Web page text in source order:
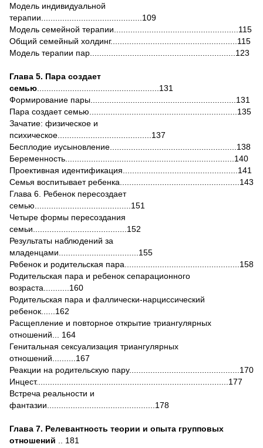
Модель индивидуальной
терапии...........................................109
Модель семейной терапии.....................................................115
Общий семейный холдинг......................................................115
Модель терапии пар..............................................................123
Глава 5. Пара создает
семью ....................................................131
Формирование пары..............................................................131
Пара создает семью...............................................................135
Зачатие: физическое и
психическое........................................137
Бесплодие иусыновление......................................................138
Беременность........................................................................140
Проективная идентификация.................................................141
Семья воспитывает ребенка...................................................143
Глава 6. Ребенок пересоздает
семью.........................................151
Четыре формы пересоздания
семьи........................................152
Результаты наблюдений за
младенцами..................................155
Ребенок и родительская пара.................................................158
Родительская пара и ребенок сепарационного
возраста...........160
Родительская пара и фаллически-нарциссический
ребенок......162
Расщепление и повторное открытие триангулярных
отношений... 164
Генитальная сексуализация триангулярных
отношений..........167
Реакции на родительскую пару...............................................170
Инцест..................................................................................177
Встреча реальности и
фантазии..............................................178
Глава 7. Релевантность теории и опыта групповых
отношений .. 181